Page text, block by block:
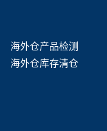
海外仓产品检测
海外仓库存清仓